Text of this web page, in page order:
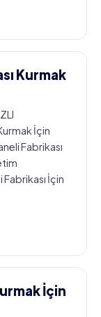
Kurmak
İçin
Fabrikası
İçin
İçin